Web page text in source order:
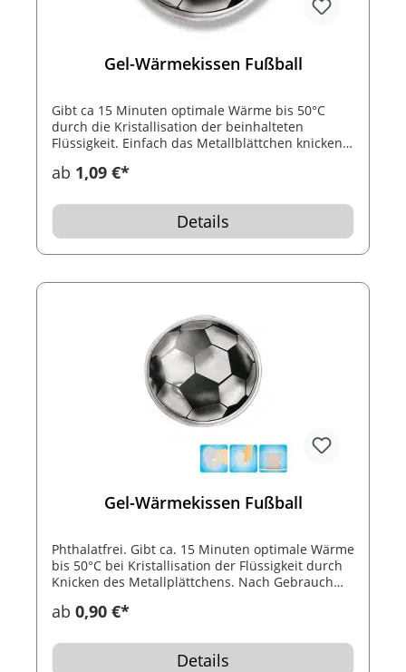
Gel-Wärmekissen Fußball
Gibt ca 15 Minuten optimale Wärme bis 50°C
durch die Kristallisation der beinhalteten
Flüssigkeit. Einfach das Metallblättchen knicken.
kochendes Wasser. Bis 1.000 mal
ab 1,09 €*
Details
Gel-Wärmekissen Fußball
Phthalatfrei. Gibt ca. 15 Minuten optimale Wärme
bis 50°C bei Kristallisation der Flüssigkeit durch
Knicken des Metallplättchens. Nach Gebrauch
Wasser legen. Bis 1.000 mal wiederverwendbar.
ab 0,90 €*
Details